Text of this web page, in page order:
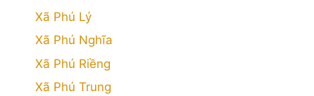
Xã Phú Lý
Xã Phú Nghĩa
Xã Phú Riềng
Xã Phú Trung